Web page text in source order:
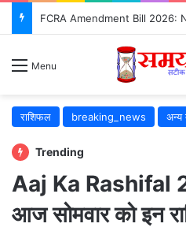
Menu
राशिफल breaking_news अन्य
Trending
Aaj Ka Rashifal
आज सोमवार को इन